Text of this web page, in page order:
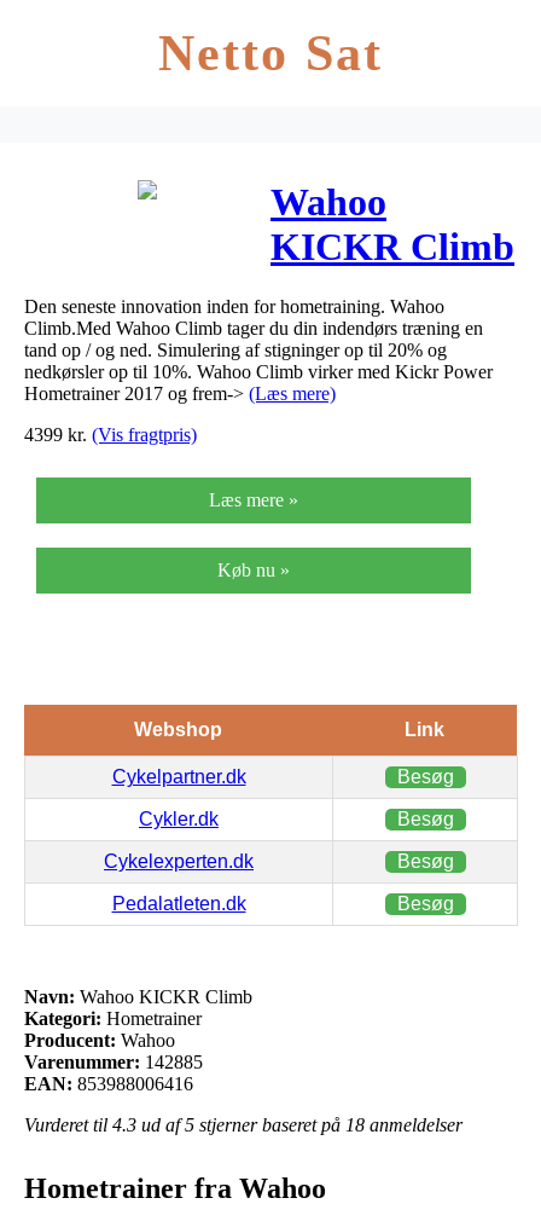
Netto Sat
Wahoo
KICKR Climb
Den seneste innovation inden for hometraining. Wahoo
Climb.Med Wahoo Climb tager du din indendørs træning en
tand op / og ned. Simulering af stigninger op til 20% og
nedkørsler op til 10%. Wahoo Climb virker med Kickr Power
Hometrainer 2017 og frem-> (Læs mere)
4399 kr. (Vis fragtpris)
Læs mere »
Køb nu »
Webshop Link
Cykelpartner.dk Besøg
Cykler.dk Besøg
Cykelexperten.dk Besøg
Pedalatleten.dk Besøg
Navn: Wahoo KICKR Climb
Kategori: Hometrainer
Producent: Wahoo
Varenummer: 142885
EAN: 853988006416
Vurderet til 4.3 ud af 5 stjerner baseret på 18 anmeldelser
Hometrainer fra Wahoo